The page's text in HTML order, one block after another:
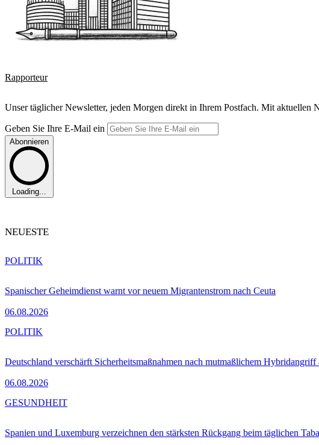
Rapporteur
Unser täglicher Newsletter, jeden Morgen direkt in Ihrem Postfach. Mit aktuellen
Geben Sie Ihre E-Mail ein
Abonnieren
Loading...
NEUESTE
Spanischer Geheimdienst warnt vor neuem Migrantenstrom nach Ceuta
06.08.2026
POLITIK
Deutschland verschärft Sicherheitsmaßnahmen nach mutmaßlichem
06.08.2026
POLITIK
Spanien und Luxemburg verzeichnen den stärksten Rückgang beim täglichen
GESUNDHEIT